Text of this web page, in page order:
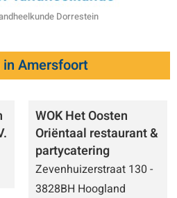
Dorrestein
in Amersfoort
WOK Het Oosten
Oriëntaal restaurant &
partycatering
Zevenhuizerstraat 130 -
3828BH Hoogland